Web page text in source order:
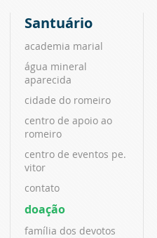
Santuário
academia marial
água mineral
aparecida
cidade do romeiro
centro de apoio ao
romeiro
centro de eventos pe.
vitor
contato
doação
família dos devotos